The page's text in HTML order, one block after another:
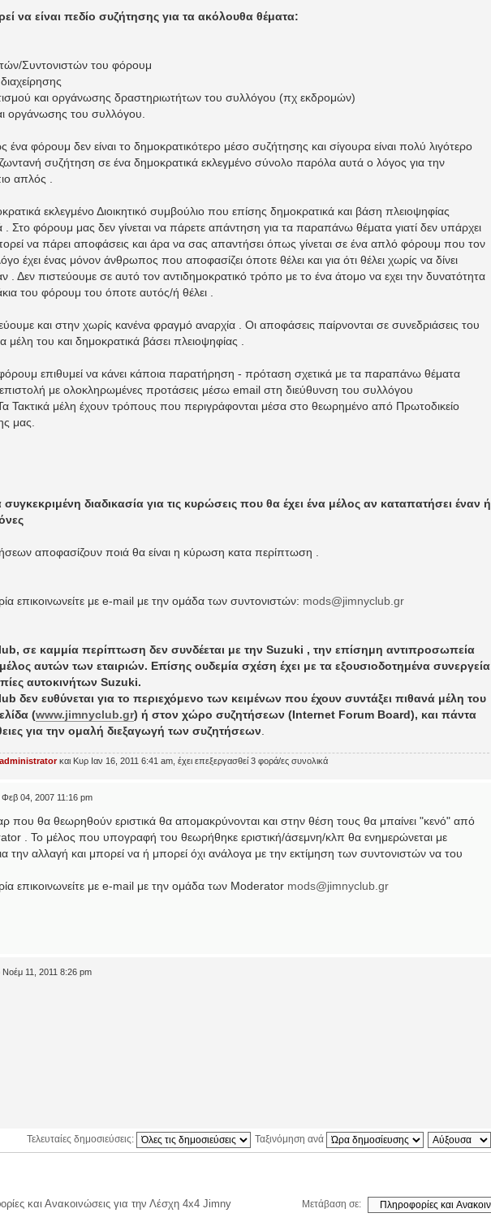
να είναι πεδίο συζήτησης για τα ακόλουθα θέματα:
Συντονιστών του φόρουμ
και οργάνωσης δραστηριωτήτων του συλλόγου (πχ εκδρομών)
οργάνωσης του συλλόγου.
ένα φόρουμ δεν είναι το δημοκρατικότερο μέσο συζήτησης και σίγουρα είναι πολύ λιγότερο
συζήτηση σε ένα δημοκρατικά εκλεγμένο σύνολο παρόλα αυτά ο λόγος για την
απλός .
εκλεγμένο Διοικητικό συμβούλιο που επίσης δημοκρατικά και βάση πλειοψηφίας
. Στο φόρουμ μας δεν γίνεται να πάρετε απάντηση για τα παραπάνω θέματα γιατί δεν υπάρχει
να πάρει αποφάσεις και άρα να σας απαντήσει όπως γίνεται σε ένα απλό φόρουμ που τον
έχει ένας μόνον άνθρωπος που αποφασίζει όποτε θέλει και για ότι θέλει χωρίς να δίνει
. Δεν πιστεύουμε σε αυτό τον αντιδημοκρατικό τρόπο με το ένα άτομο να εχει την δυνατότητα
του φόρουμ του όποτε αυτός/ή θέλει .
και στην χωρίς κανένα φραγμό αναρχία . Οι αποφάσεις παίρνονται σε συνεδριάσεις του
μέλη του και δημοκρατικά βάσει πλειοψηφίας .
επιθυμεί να κάνει κάποια παρατήρηση - πρόταση σχετικά με τα παραπάνω θέματα
επιστολή με ολοκληρωμένες προτάσεις μέσω email στη διεύθυνση του συλλόγου
Τακτικά μέλη έχουν τρόπους που περιγράφονται μέσα στο θεωρημένο από Πρωτοδικείο
μας.
διαδικασία για τις κυρώσεις που θα έχει ένα μέλος αν καταπατήσει έναν ή
αποφασίζουν ποιά θα είναι η κύρωση κατα περίπτωση .
επικοινωνείτε με e-mail με την ομάδα των συντονιστών: mods@jimnyclub.gr
σε καμμία περίπτωση δεν συνδέεται με την Suzuki , την επίσημη αντιπροσωπεία
αυτών των εταιριών. Επίσης ουδεμία σχέση έχει με τα εξουσιοδοτημένα συνεργεία
αυτοκινήτων Suzuki.
δεν ευθύνεται για το περιεχόμενο των κειμένων που έχουν συντάξει πιθανά μέλη του
(www.jimnyclub.gr) ή στον χώρο συζητήσεων (Internet Forum Board), και πάντα
για την ομαλή διεξαγωγή των συζητήσεων
administratorκαι Κυρ Ιαν 16, 2011 6:41 am, έχει επεξεργασθεί 3 φορά/ες συνολικά
04, 2007 11:16 pm
που θα θεωρηθούν εριστικά θα απομακρύνονται και στην θέση τους θα μπαίνει "κενό" από
. Το μέλος που υπογραφή του θεωρήθηκε εριστική/άσεμνη/κλπ θα ενημερώνεται με
την αλλαγή και μπορεί να ή μπορεί όχι ανάλογα με την εκτίμηση των συντονιστών να του
επικοινωνείτε με e-mail με την ομάδα των Moderator mods@jimnyclub.gr
11, 2011 8:26 pm
Τελευταίες δημοσιεύσεις: Ταξινόμηση ανά
και Ανακοινώσεις για την Λέσχη 4x4 Jimny Μετάβαση σε: